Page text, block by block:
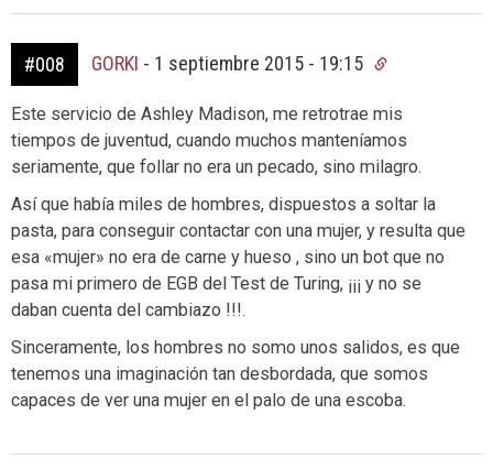
#008 GORKI - 1 septiembre 2015 - 19:15
Este servicio de Ashley Madison, me retrotrae mis
tiempos de juventud, cuando muchos manteníamos
seriamente, que follar no era un pecado, sino milagro.
Así que había miles de hombres, dispuestos a soltar la
pasta, para conseguir contactar con una mujer, y resulta que
esa «mujer» no era de carne y hueso , sino un bot que no
pasa mi primero de EGB del Test de Turing, ¡¡¡ y no se
daban cuenta del cambiazo !!!.
Sinceramente, los hombres no somo unos salidos, es que
tenemos una imaginación tan desbordada, que somos
capaces de ver una mujer en el palo de una escoba.